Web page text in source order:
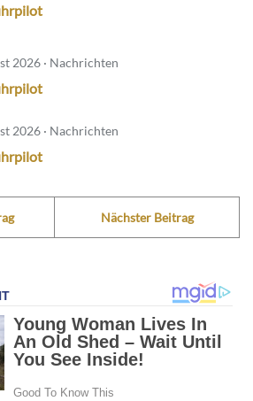
2026 · Nachrichten
2026 · Nachrichten
Nächster Beitrag